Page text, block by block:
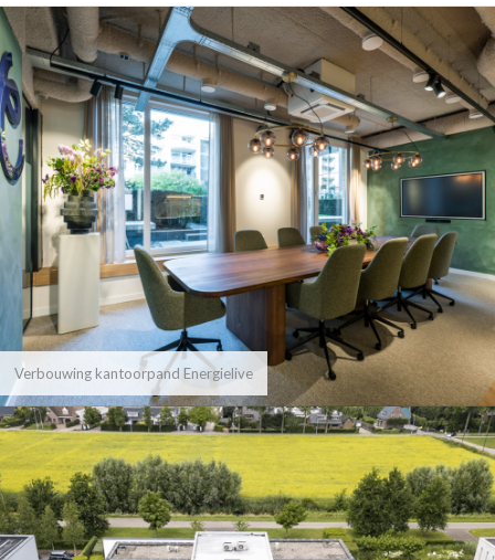
Verbouwing kantoorpand Energielive